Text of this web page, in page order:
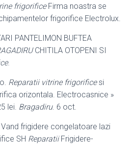
frigorificeFirma noastra se
frigorifice Electrolux.
PANTELIMON BUFTEA
CHITILA OTOPENI SI
.
Reparatii vitrine frigorificesi
orizontala. Electrocasnice »
lei. Bragadiru. 6 oct.
frigidere congelatoare lazi
SH ReparatiiFrigidere-